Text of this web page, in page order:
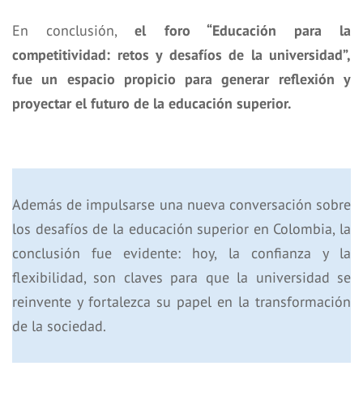
En conclusión,el foro “Educación para la
competitividad: retos y desafíos de la universidad”,
fue un espacio propicio para generar reflexión y
proyectar el futuro de la educación superior.
Además de impulsarse una nueva conversación sobre
los desafíos de la educación superior en Colombia, la
conclusión fue evidente: hoy, la confianza y la
flexibilidad, son claves para que la universidad se
reinvente y fortalezca su papel en la transformación
de la sociedad.